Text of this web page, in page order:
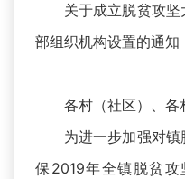
关于成立脱贫攻
部组织机构设置的通知
各村（社区）、各
为进一步加强对
保2019年全镇脱贫